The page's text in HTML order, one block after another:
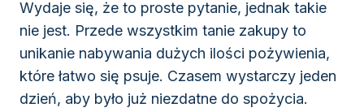
Wydaje się, że to proste pytanie, jednak takie
nie jest. Przede wszystkim tanie zakupy to
unikanie nabywania dużych ilości pożywienia,
które łatwo się psuje. Czasem wystarczy jeden
dzień, aby było już niezdatne do spożycia.